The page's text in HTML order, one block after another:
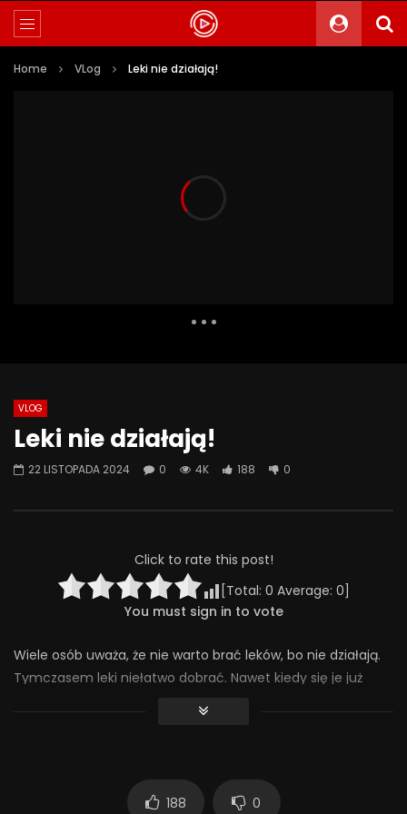
Home VLog Leki nie działają!
Jak odstawić LEKI? Ostatnia wizyta
– kiedy przestać chodzić do
#138
SZKODZĄ
30 WRZEŚNIA 2025
VLOG
Leki nie działają!
22 LISTOPADA 2024 0 4K 188 0
Click to rate this post!
[Total: 0 Average: 0]
You must sign in to vote
Wiele osób uważa, że nie warto brać leków, bo nie działają.
Tymczasem leki niełatwo dobrać. Nawet kiedy się je już
188 0